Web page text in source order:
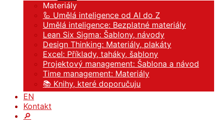
Materiály
🦾 Umělá inteligence od AI do Z
Umělá inteligence: Bezplatné materiály
Lean Six Sigma: Šablony, návody
Design Thinking: Materiály, plakáty
Excel: Příklady, taháky, šablony
Projektový management: Šablona a návod
Time management: Materiály
📚 Knihy, které doporučuju
EN
Kontakt
🔎